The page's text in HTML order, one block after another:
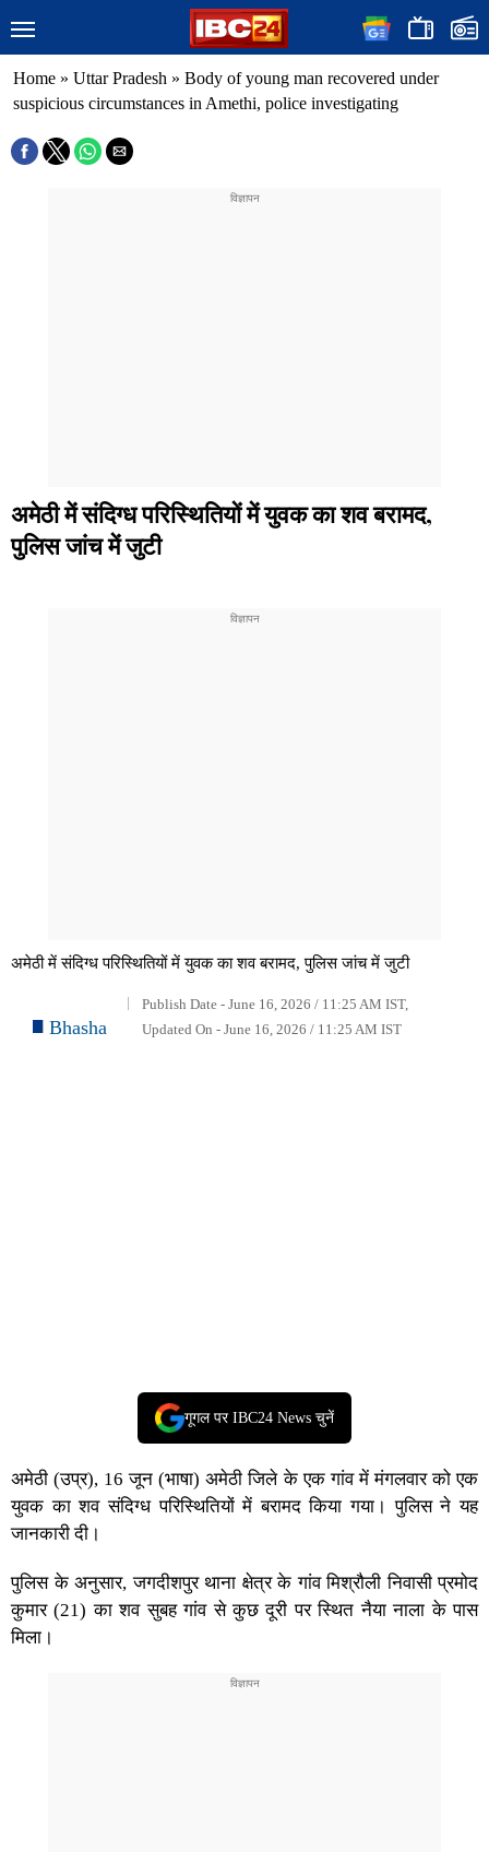
Home » Uttar Pradesh » Body of young man recovered under
suspicious circumstances in Amethi, police investigating
अमेठी में संदिग्ध परिस्थितियों में युवक का शव बरामद,
पुलिस जांच में जुटी
अमेठी में संदिग्ध परिस्थितियों में युवक का शव बरामद, पुलिस जांच में जुटी
Bhasha
Publish Date - June 16, 2026 / 11:25 AM IST,
Updated On - June 16, 2026 / 11:25 AM IST
गूगल पर IBC24 News चुनें
अमेठी (उप्र), 16 जून (भाषा) अमेठी जिले के एक गांव में मंगलवार को एक
युवक का शव संदिग्ध परिस्थितियों में बरामद किया गया। पुलिस ने यह
जानकारी दी।
पुलिस के अनुसार, जगदीशपुर थाना क्षेत्र के गांव मिश्रौली निवासी प्रमोद
कुमार (21) का शव सुबह गांव से कुछ दूरी पर स्थित नैया नाला के पास
मिला।